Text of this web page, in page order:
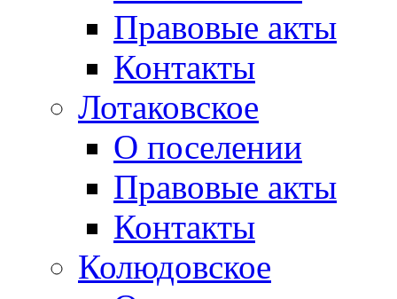
Правовые акты
Контакты
Лотаковское
О поселении
Правовые акты
Контакты
Колюдовское